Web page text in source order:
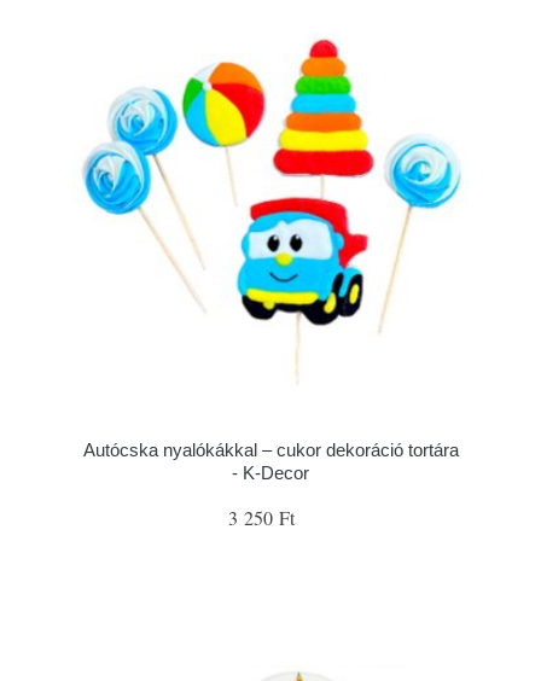
Autócska nyalókákkal – cukor dekoráció tortára
- K-Decor
3 250 Ft